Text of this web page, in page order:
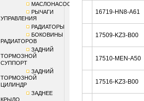
МАСЛОНАСОС
РЫЧАГИ
УПРАВЛЕНИЯ
РАДИАТОРЫ
БОКОВИНЫ
РАДИАТОРОВ
ЗАДНИЙ
ТОРМОЗНОЙ
СУППОРТ
ЗАДНИЙ
ТОРМОЗНОЙ
ЦИЛИНДР
ЗАДНЕЕ
16719-HN8-A61
17509-KZ3-B00
17510-MEN-A50
17516-KZ3-B00